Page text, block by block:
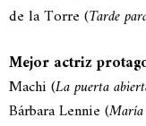
de la Torre (Tarde
Mejor actriz
Machi (La puerta
Bárbara Lennie (